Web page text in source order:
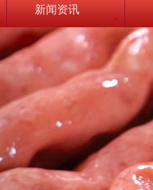
新闻资讯